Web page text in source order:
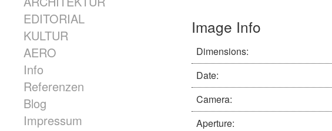
EDITORIAL
KULTUR
AERO
Info
Referenzen
Blog
Impressum
Image Info
Dimensions:
Date:
Camera:
Aperture: